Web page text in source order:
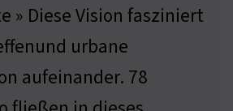
» Diese Vision fasziniert
urbane
aufeinander. 78